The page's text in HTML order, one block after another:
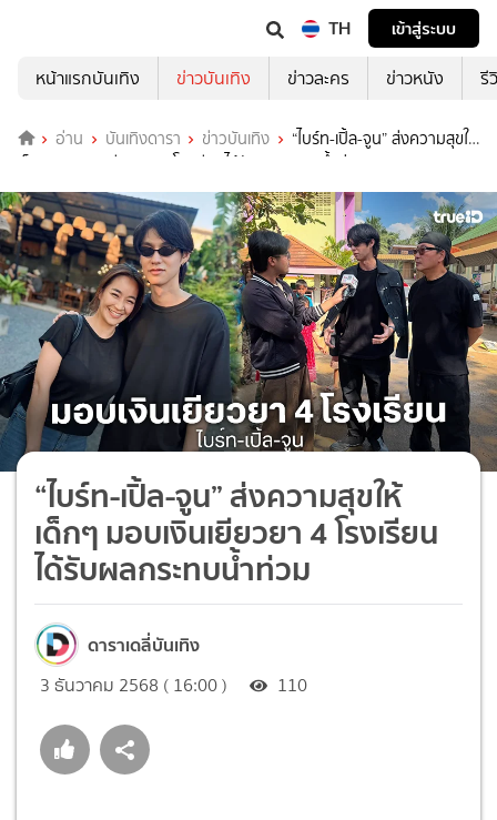
TH
เข้าสู่ระบบ
หน้าแรกบันเทิง
ข่าวบันเทิง ข่าวละคร ข่าวหนัง รี
อ่าน บันเทิงดารา ข่าวบันเทิง
“ไบร์ท-เปิ้ล-จูน” ส่งความสุขให้
เด็กๆ มอบเงินเยียวยา 4 โรงเรียนได้รับผลกระทบน้ำท่วม
“ไบร์ท-เปิ้ล-จูน” ส่งความสุขให้
เด็กๆ มอบเงินเยียวยา 4 โรงเรียน
ได้รับผลกระทบน้ำท่วม
ดาราเดลี่บันเทิง
3 ธันวาคม 2568 ( 16:00 ) 110